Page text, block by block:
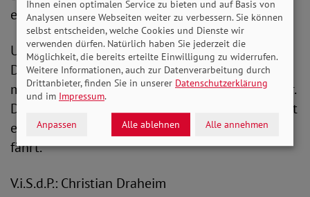
einkommensschwache Haushalte.“
Unabhängig von den Diskussionen um das
Deutschlandticket fordert der SoVD deutlich
mehr Investitionen in Personal und Infrastruktur.
Denn gerade Menschen im ländlichen Raum hilft
ein Ticket nicht, wenn kein Bus oder keine Bahn
fährt.
V.i.S.d.P.: Christian Draheim
Ihnen einen optimalen Service zu bieten und auf Basis von
Analysen unsere Webseiten weiter zu verbessern. Sie können
selbst entscheiden, welche Cookies und Dienste wir
verwenden dürfen. Natürlich haben Sie jederzeit die
Möglichkeit, die bereits erteilte Einwilligung zu widerrufen.
Weitere Informationen, auch zur Datenverarbeitung durch
Drittanbieter, finden Sie in unserer Datenschutzerklärung
und im Impressum.
Anpassen Alle ablehnen Alle annehmen